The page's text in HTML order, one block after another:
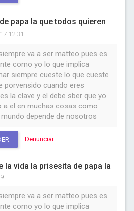
papa la que todos quieren
12:31
va a ser matteo pues es
como yo lo que implica
siempre cueste lo que cueste
porvensido cuando eres
la clave y el debe sber que yo
a el en muchas cosas como
depende de nosotros
Denunciar
la vida la prisesita de papa la
va a ser matteo pues es
como yo lo que implica